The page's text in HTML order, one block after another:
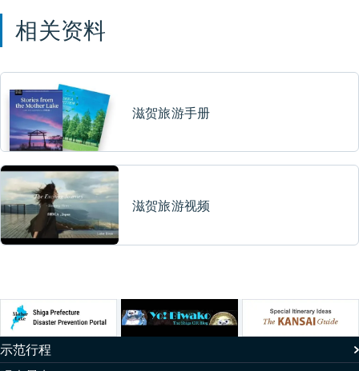
相关资料
滋贺旅游手册
滋贺旅游视频
示范行程